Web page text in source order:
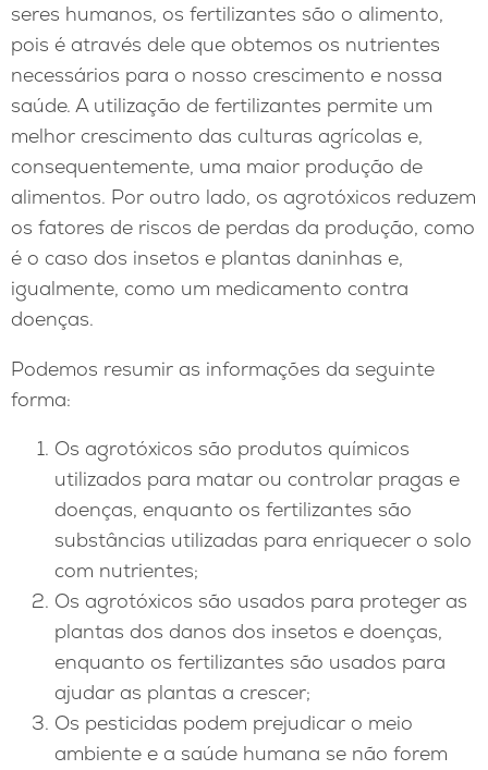
seres humanos, os fertilizantes são o alimento,
pois é através dele que obtemos os nutrientes
necessários para o nosso crescimento e nossa
saúde. A utilização de fertilizantes permite um
melhor crescimento das culturas agrícolas e,
consequentemente, uma maior produção de
alimentos. Por outro lado, os agrotóxicos reduzem
os fatores de riscos de perdas da produção, como
é o caso dos insetos e plantas daninhas e,
igualmente, como um medicamento contra
doenças.
Podemos resumir as informações da seguinte
forma:
Os agrotóxicos são produtos químicos
utilizados para matar ou controlar pragas e
doenças, enquanto os fertilizantes são
substâncias utilizadas para enriquecer o solo
com nutrientes;
Os agrotóxicos são usados ​​para proteger as
plantas dos danos dos insetos e doenças,
enquanto os fertilizantes são usados ​​para
ajudar as plantas a crescer;
Os pesticidas podem prejudicar o meio
ambiente e a saúde humana se não forem